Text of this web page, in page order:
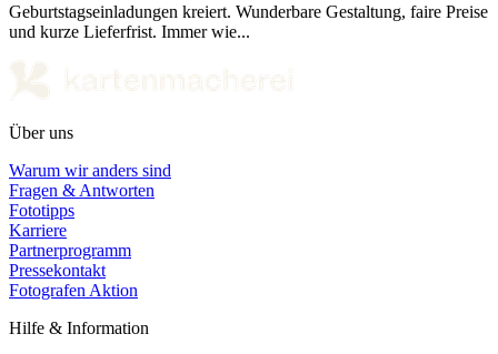
Geburtstagseinladungen kreiert. Wunderbare Gestaltung, faire Preise
und kurze Lieferfrist. Immer wie...
Über uns
Warum wir anders sind
Fragen & Antworten
Fototipps
Karriere
Partnerprogramm
Pressekontakt
Fotografen Aktion
Hilfe & Information